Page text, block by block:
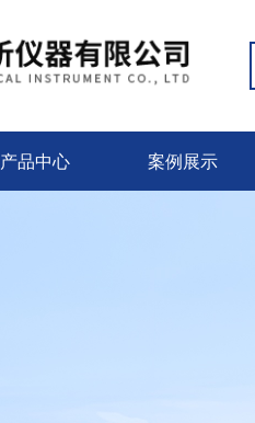
产品中心 案例展示